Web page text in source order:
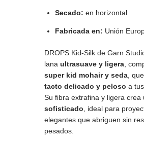
Secado: en horizontal
Fabricada en: Unión
DROPS Kid-Silk de Garn
lana ultrasuave y ligera,
super kid mohair y seda,
tacto delicado y peloso a
Su fibra extrafina y ligera crea
sofisticado, ideal para
elegantes que abriguen sin
pesados.